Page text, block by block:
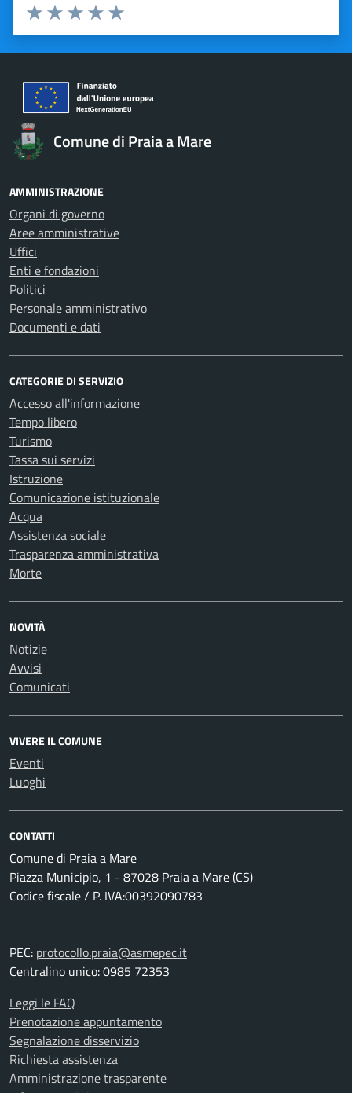
Valuta 5 stelle su 5
Valuta 4 stelle su 5
Valuta 3 stelle su 5
Valuta 2 stelle su 5
Valuta 1 stelle su 5
Comune di Praia a Mare
AMMINISTRAZIONE
Organi di governo
Aree amministrative
Uffici
Enti e fondazioni
Politici
Personale amministrativo
Documenti e dati
CATEGORIE DI SERVIZIO
Accesso all'informazione
Tempo libero
Turismo
Tassa sui servizi
Istruzione
Comunicazione istituzionale
Acqua
Assistenza sociale
Trasparenza amministrativa
Morte
NOVITÀ
Notizie
Avvisi
Comunicati
VIVERE IL COMUNE
Eventi
Luoghi
CONTATTI
Comune di Praia a Mare
Piazza Municipio, 1 - 87028 Praia a Mare (CS)
Codice fiscale / P. IVA:00392090783
PEC: protocollo.praia@asmepec.it
Centralino unico: 0985 72353
Leggi le FAQ
Prenotazione appuntamento
Segnalazione disservizio
Richiesta assistenza
Amministrazione trasparente